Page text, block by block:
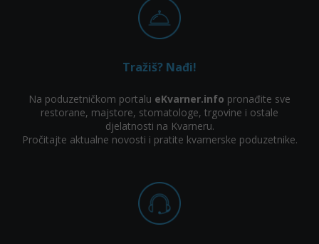
Tražiš? Nađi!
Na poduzetničkom portalu eKvarner.info pronađite sve
restorane, majstore, stomatologe, trgovine i ostale
djelatnosti na Kvarneru.
Pročitajte aktualne novosti i pratite kvarnerske poduzetnike.